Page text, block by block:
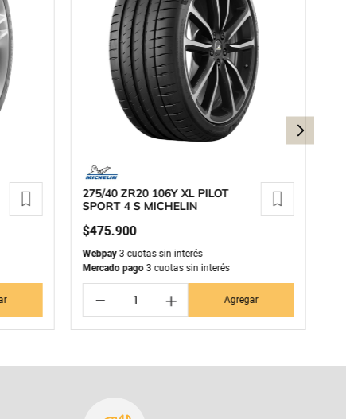
275/40 ZR20 106Y XL PILOT
SPORT 4 S MICHELIN
$475.900
Webpay3 cuotas sin interés
Mercado pago3 cuotas sin interés
＋
－ Agregar